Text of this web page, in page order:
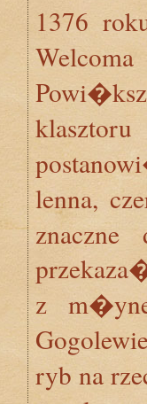
1376
lenna,
z
ryb na